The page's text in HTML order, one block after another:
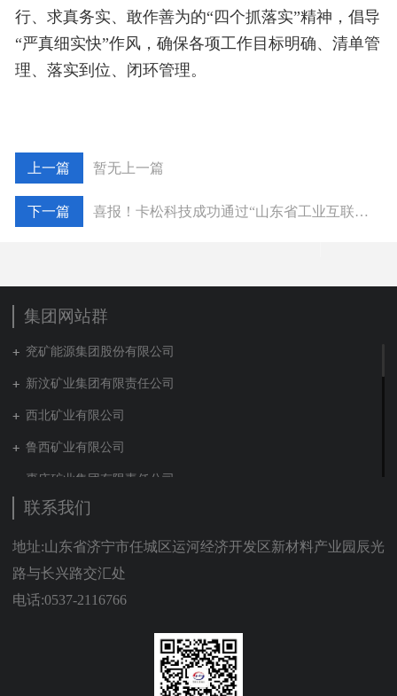
行、求真务实、敢作善为的“四个抓落实”精神，倡导
“严真细实快”作风，确保各项工作目标明确、清单管
理、落实到位、闭环管理。
暂无上一篇
喜报！卡松科技成功通过“山东省工业互联网平台”复核
集团网站群
兖矿能源集团股份有限公司
新汶矿业集团有限责任公司
西北矿业有限公司
鲁西矿业有限公司
枣庄矿业集团有限责任公司
兖矿新疆能化有限公司
山东泰山地勘集团
新能源集团有限公司
营销贸易公司
肥城矿业集团有限责任公司
联系我们
地址:山东省济宁市任城区运河经济开发区新材料产业园辰光
路与长兴路交汇处
电话:0537-2116766